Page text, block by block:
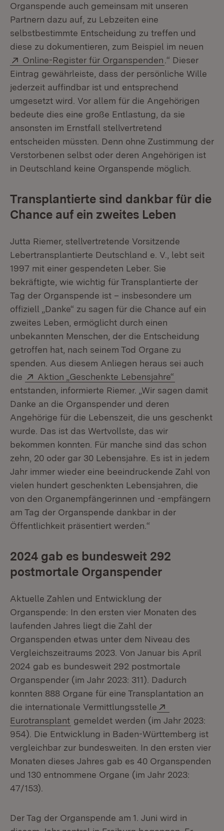
Organspende auch gemeinsam mit unseren
Partnern dazu auf, zu Lebzeiten eine
selbstbestimmte Entscheidung zu treffen und
diese zu dokumentieren, zum Beispiel im neuen
Extern:
Online-Register für Organspenden (Öffnet in
.“ Dieser
Eintrag gewährleiste, dass der persönliche Wille
jederzeit auffindbar ist und entsprechend
umgesetzt wird. Vor allem für die Angehörigen
bedeute dies eine große Entlastung, da sie
ansonsten im Ernstfall stellvertretend
entscheiden müssten. Denn ohne Zustimmung der
Verstorbenen selbst oder deren Angehörigen ist
in Deutschland keine Organspende möglich.
Transplantierte sind dankbar für die
Chance auf ein zweites Leben
Jutta Riemer, stellvertretende Vorsitzende
Lebertransplantierte Deutschland e. V., lebt seit
1997 mit einer gespendeten Leber. Sie
bekräftigte, wie wichtig für Transplantierte der
Tag der Organspende ist – insbesondere um
offiziell „Danke“ zu sagen für die Chance auf ein
zweites Leben, ermöglicht durch einen
unbekannten Menschen, der die Entscheidung
getroffen hat, nach seinem Tod Organe zu
spenden. Aus diesem Anliegen heraus sei auch
die
Extern:
Aktion „Geschenkte Lebensjahre“
entstanden, informierte Riemer. „Wir sagen damit
Danke an die Organspender und deren
Angehörige für die Lebenszeit, die uns geschenkt
wurde. Das ist das Wertvollste, das wir
bekommen konnten. Für manche sind das schon
zehn, 20 oder gar 30 Lebensjahre. Es ist in jedem
Jahr immer wieder eine beeindruckende Zahl von
vielen hundert geschenkten Lebensjahren, die
von den Organempfängerinnen und -empfängern
am Tag der Organspende dankbar in der
Öffentlichkeit präsentiert werden.“
2024 gab es bundesweit 292
postmortale Organspender
Aktuelle Zahlen und Entwicklung der
Organspende: In den ersten vier Monaten des
laufenden Jahres liegt die Zahl der
Organspenden etwas unter dem Niveau des
Vergleichszeitraums 2023. Von Januar bis April
2024 gab es bundesweit 292 postmortale
Organspender (im Jahr 2023: 311). Dadurch
konnten 888 Organe für eine Transplantation an
die internationale Vermittlungsstelle
Eurotransplant (Öffnet in neuem Fenster)
gemeldet werden (im Jahr 2023:
954). Die Entwicklung in Baden-Württemberg ist
vergleichbar zur bundesweiten. In den ersten vier
Monaten dieses Jahres gab es 40 Organspenden
und 130 entnommene Organe (im Jahr 2023:
47/153).
Der Tag der Organspende am 1. Juni wird in